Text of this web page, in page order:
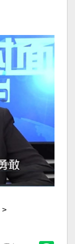
>